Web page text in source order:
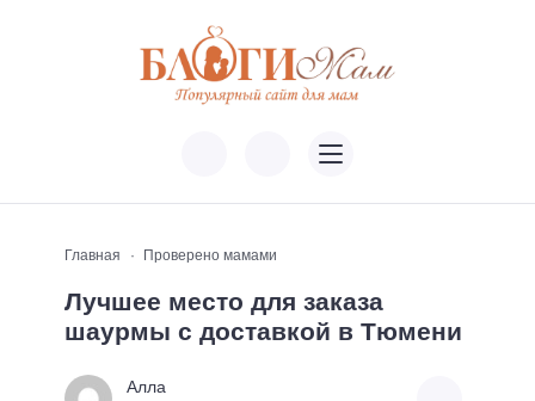
Главная Проверено мамами
Лучшее место для заказа
шаурмы с доставкой в Тюмени
Алла